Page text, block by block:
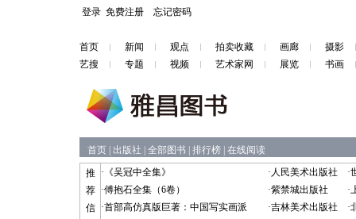
登录 免费注册 忘记密码
首页 新闻 观点 拍卖收藏 画廊
摄影
艺搜
专题 视频 艺术家网 展览 书画
首页 出版社 全部图书 排行榜 在线阅读
推
荐
信
· 《吴冠中全集》 · 人民美术出版社 ·
·傅抱石全集（6卷） ·紫禁城出版社 ·
·首部高仿真版巨著：中国写实画派 ·吉林美术出版社 ·